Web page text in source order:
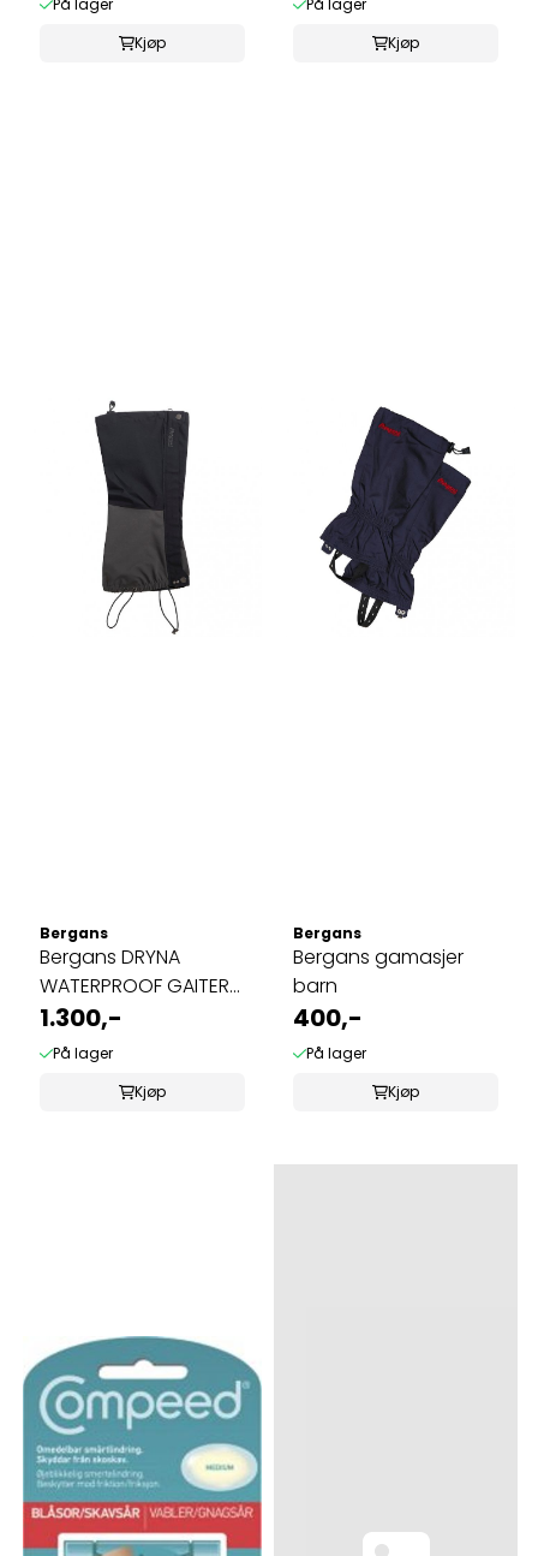
På lager
Kjøp
På lager
Kjøp
Bergans
Bergans DRYNA
WATERPROOF GAITER
Black
1.300,-
På lager
Kjøp
Bergans
Bergans gamasjer
barn
400,-
På lager
Kjøp